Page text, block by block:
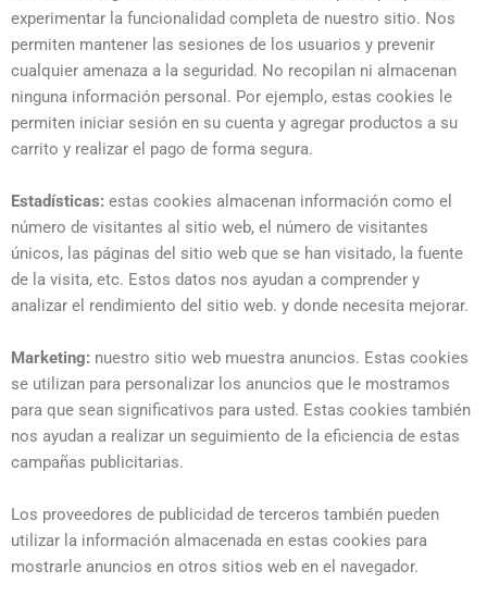
experimentar la funcionalidad completa de nuestro sitio. Nos
permiten mantener las sesiones de los usuarios y prevenir
cualquier amenaza a la seguridad. No recopilan ni almacenan
ninguna información personal. Por ejemplo, estas cookies le
permiten iniciar sesión en su cuenta y agregar productos a su
carrito y realizar el pago de forma segura.
Estadísticas: estas cookies almacenan información como el
número de visitantes al sitio web, el número de visitantes
únicos, las páginas del sitio web que se han visitado, la fuente
de la visita, etc. Estos datos nos ayudan a comprender y
analizar el rendimiento del sitio web. y donde necesita mejorar.
Marketing: nuestro sitio web muestra anuncios. Estas cookies
se utilizan para personalizar los anuncios que le mostramos
para que sean significativos para usted. Estas cookies también
nos ayudan a realizar un seguimiento de la eficiencia de estas
campañas publicitarias.
Los proveedores de publicidad de terceros también pueden
utilizar la información almacenada en estas cookies para
mostrarle anuncios en otros sitios web en el navegador.